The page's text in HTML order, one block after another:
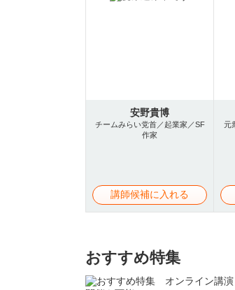
安野貴博
チームみらい党首／起業家／SF
作家
講師候補に入れる
元
おすすめ特集